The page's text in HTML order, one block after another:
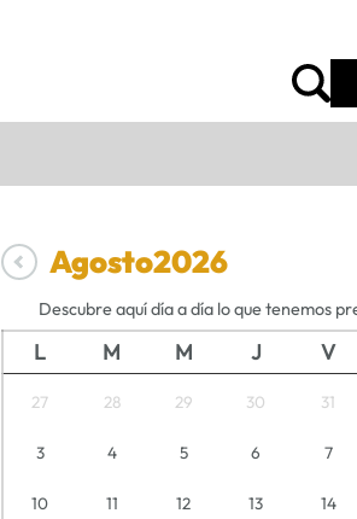
Agosto2026
Descubre aquí día a día lo que tenemos
L M M J V
27 28 29 30 31
3 4 5 6 7
10 11 12 13 14